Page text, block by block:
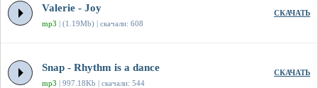
Valerie - Joy
mp3 | (1.19Mb) | скачали: 608
СКАЧАТЬ
Snap - Rhythm is a dance
mp3 | 997.18Kb | скачали: 544
СКАЧАТЬ